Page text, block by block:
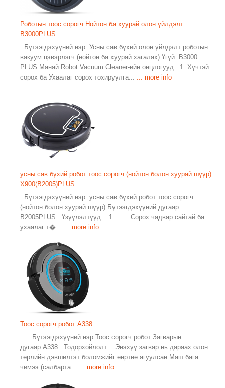
Роботын тоос сорогч Нойтон ба хуурай олон үйлдэлт
B3000PLUS
Бүтээгдэхүүний нэр: Усны сав бүхий олон үйлдэлт роботын
вакуум цэвэрлэгч (нойтон ба хуурай хагалах) Үгүй: B3000
PLUS Манай Robot Vacuum Cleaner-ийн онцлогууд 1. Хүчтэй
сорох ба Ухаалаг сорох тохируулга...
... more info
усны сав бүхий робот тоос сорогч (нойтон болон хуурай шүүр)
X900(B2005)PLUS
Бүтээгдэхүүний нэр: усны сав бүхий робот тоос сорогч
(нойтон болон хуурай шүүр) Бүтээгдэхүүний дугаар:
B2005PLUS Үзүүлэлтүүд: 1. Сорох чадвар сайтай ба
ухаалаг т�...
... more info
Тоос сорогч робот A338
Бүтээгдэхүүний нэр:Тоос сорогч робот Загварын
дугаар:A338 Тодорхойлолт: Энэхүү загвар нь дараах олон
төрлийн дэвшилтэт боломжийг өөртөө агуулсан Маш бага
чимээ (салбарта...
... more info